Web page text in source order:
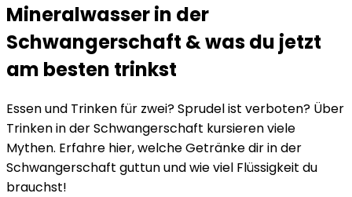
Mineralwasser in der
Schwangerschaft & was du jetzt
am besten trinkst
Essen und Trinken für zwei? Sprudel ist verboten? Über
Trinken in der Schwangerschaft kursieren viele
Mythen. Erfahre hier, welche Getränke dir in der
Schwangerschaft guttun und wie viel Flüssigkeit du
brauchst!